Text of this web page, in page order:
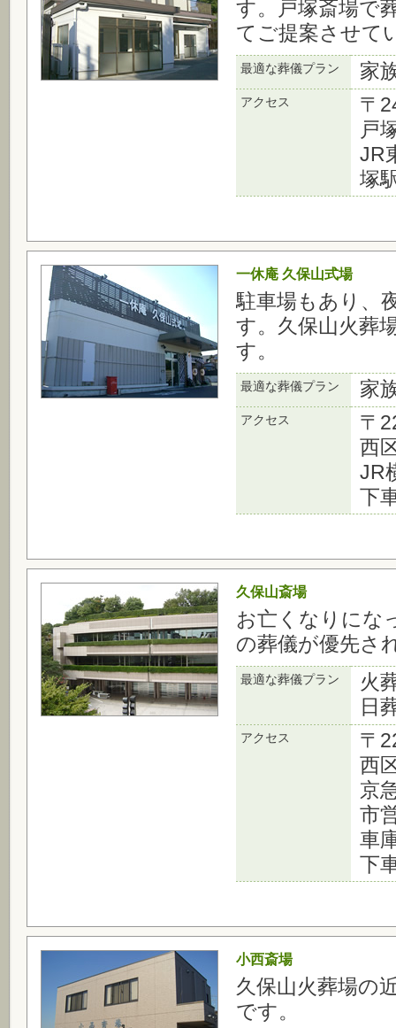
す。戸塚斎場で
てご提案させて
最適な葬儀プラン 家
アクセス
〒
戸
JR
塚
一休庵 久保山式場
駐車場もあり、
す。久保山火葬
す。
最適な葬儀プラン 家
アクセス
〒
西
JR
下
久保山斎場
お亡くなりにな
の葬儀が優先さ
最適な葬儀プラン
火
日
アクセス
〒
西
京
市
車
下
小西斎場
久保山火葬場の
です。